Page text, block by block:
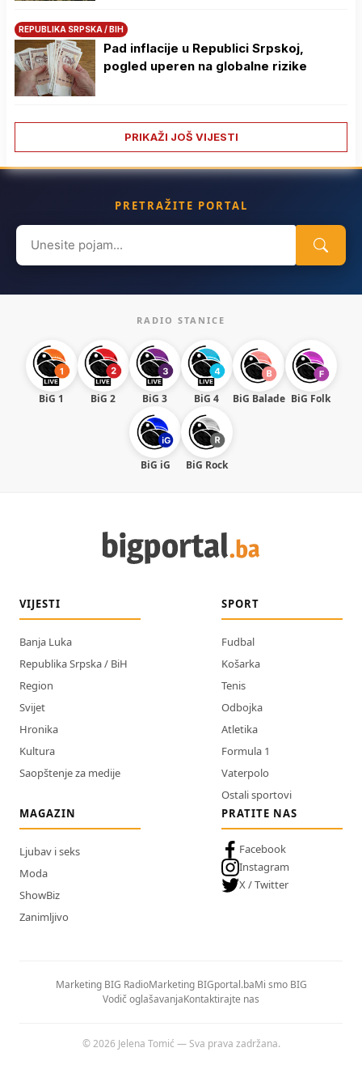
REPUBLIKA SRPSKA / BIH
Pad inflacije u Republici Srpskoj,
pogled uperen na globalne rizike
PRIKAŽI JOŠ VIJESTI
PRETRAŽITE PORTAL
Search
for:
RADIO STANICE
BiG 1 BiG 2 BiG 3 BiG 4 BiG Balade BiG Folk
BiG iG BiG Rock
VIJESTI
Banja Luka
Republika Srpska / BiH
Region
Svijet
Hronika
Kultura
Saopštenje za medije
SPORT
Fudbal
Košarka
Tenis
Odbojka
Atletika
Formula 1
Vaterpolo
Ostali sportovi
MAGAZIN
Ljubav i seks
Moda
ShowBiz
Zanimljivo
PRATITE NAS
Facebook
Instagram
X / Twitter
Marketing BIG RadioMarketing BIGportal.baMi smo BIG
Vodič oglašavanjaKontaktirajte nas
© 2026 Jelena Tomić — Sva prava zadržana.